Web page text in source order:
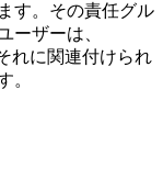
す。その責任グル
ーザーは、
れに関連付けられ
。